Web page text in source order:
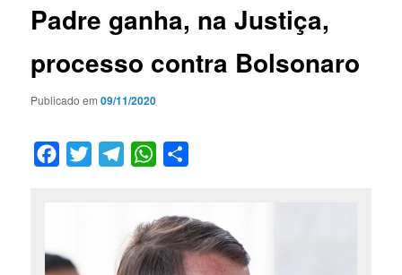
principal
Padre ganha, na Justiça,
processo contra Bolsonaro
Publicado em09/11/2020
Facebook
Twitter TelegramWhatsApp